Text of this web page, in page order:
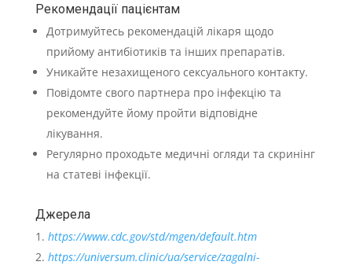
Рекомендації пацієнтам
Дотримуйтесь рекомендацій лікаря щодо
прийому антибіотиків та інших препаратів.
Уникайте незахищеного сексуального контакту.
Повідомте свого партнера про інфекцію та
рекомендуйте йому пройти відповідне
лікування.
Регулярно проходьте медичні огляди та скринінг
на статеві інфекції.
Джерела
https://www.cdc.gov/std/mgen/default.htm
https://universum.clinic/ua/service/zagalni-